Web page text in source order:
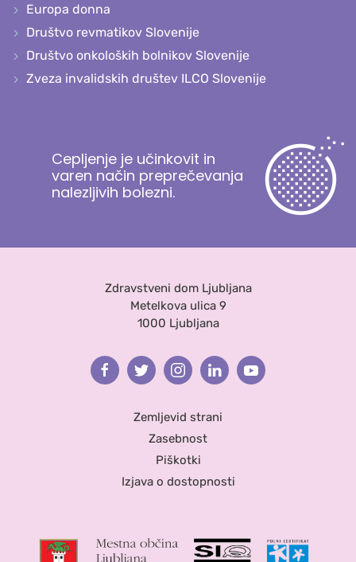
Europa donna
Društvo revmatikov Slovenije
Društvo onkoloških bolnikov Slovenije
Zveza invalidskih društev ILCO Slovenije
Cepljenje je učinkovit in
varen način preprečevanja
nalezljivih bolezni.
Zdravstveni dom Ljubljana
Metelkova ulica 9
1000 Ljubljana
FacebookTwitterInstagramLinkedinYoutube
Zemljevid strani
Zasebnost
Piškotki
Izjava o dostopnosti